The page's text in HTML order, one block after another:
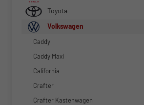
Toyota
Volkswagen
Caddy
Caddy Maxi
California
Crafter
Crafter Kastenwagen